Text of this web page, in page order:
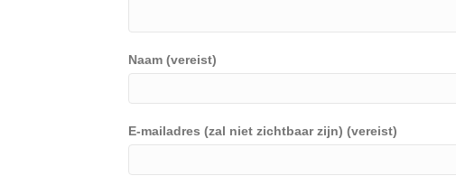
Naam (vereist)
E-mailadres (zal niet zichtbaar zijn) (vereist)